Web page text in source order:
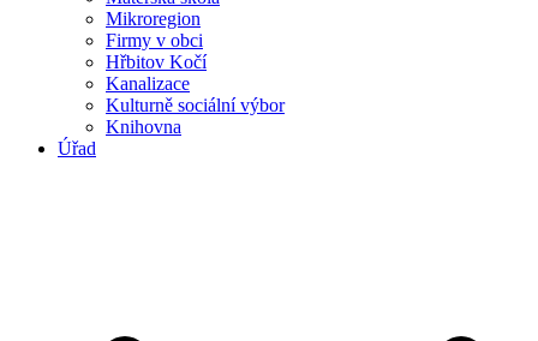
Mikroregion
Firmy v obci
Hřbitov Kočí
Kanalizace
Kulturně sociální výbor
Knihovna
Úřad